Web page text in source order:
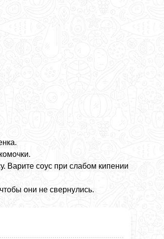
Варите соус при слабом кипении
они не свернулись.